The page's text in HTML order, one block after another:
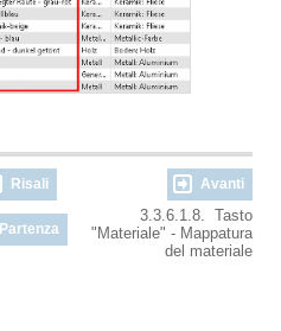
Risali Avanti
Partenza
3.3.6.1.8. Tasto
"Materiale" - Mappatura
del materiale